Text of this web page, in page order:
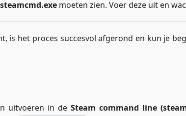
steamcmd.exe moeten zien. Voer deze uit en
is het proces succesvol afgerond en kun je
uitvoeren in deSteam command line